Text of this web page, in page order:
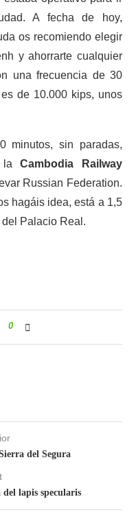
A fecha de hoy,
os recomiendo elegir
y ahorrarte cualquier
una frecuencia de 30
de 10.000 kips, unos
minutos, sin paradas,
laCambodia Railway
Russian Federation.
hagáis idea, está a 1,5
Palacio Real.
0
del Segura
lapis specularis